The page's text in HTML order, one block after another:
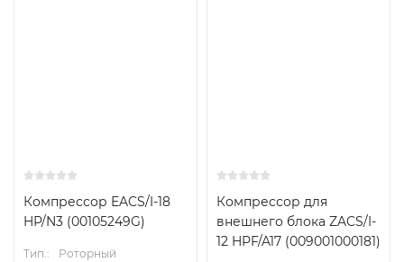
Компрессор EACS/I-18
HP/N3 (00105249G)
Тип.:
Роторный
Компрессор для
внешнего блока ZACS/I-
12 HPF/A17 (009001000181)